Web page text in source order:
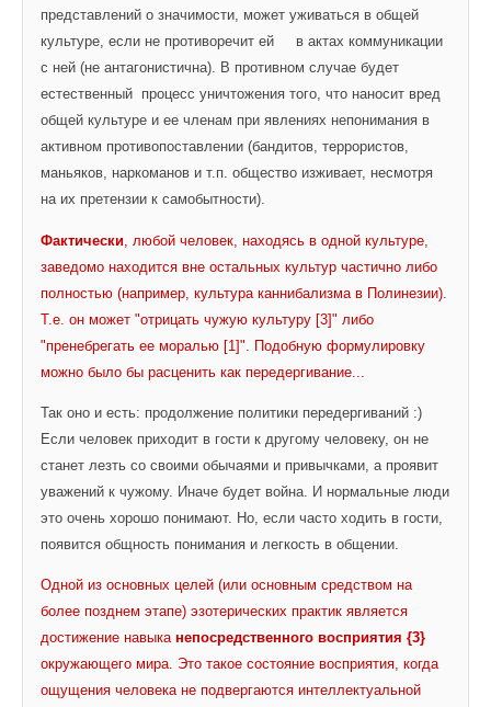
представлений о значимости, может уживаться в общей
культуре, если не противоречит ей
в актах коммуникации
с ней (не антагонистична). В противном случае будет
естественный процесс уничтожения того, что наносит вред
общей культуре и ее членам при явлениях непонимания в
активном противопоставлении (бандитов, террористов,
маньяков, наркоманов и т.п. общество изживает, несмотря
на их претензии к самобытности).
Фактически , любой человек, находясь в одной культуре,
заведомо находится вне остальных культур частично либо
полностью (например, культура каннибализма в Полинезии).
Т.е. он может "отрицать чужую культуру [3]" либо
"пренебрегать ее моралью [1]". Подобную формулировку
можно было бы расценить как передергивание...
Так оно и есть: продолжение политики передергиваний :)
Если человек приходит в гости к другому человеку, он не
станет лезть со своими обычаями и привычками, а проявит
уважений к чужому. Иначе будет война. И нормальные люди
это очень хорошо понимают. Но, если часто ходить в гости,
появится общность понимания и легкость в общении.
Одной из основных целей (или основным средством на
более позднем этапе) эзотерических практик является
достижение навыка непосредственного восприятия {3}
окружающего мира. Это такое состояние восприятия, когда
ощущения человека не подвергаются интеллектуальной